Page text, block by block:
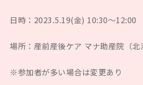
日時：2023.5.19(金) 10:30〜12:00
場所：産前産後ケア マナ助産院（北
※参加者が多い場合は変更あり